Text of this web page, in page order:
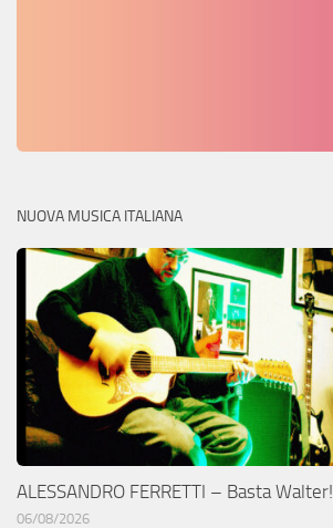
NUOVA MUSICA ITALIANA
ALESSANDRO FERRETTI – Basta Walter!
06/08/2026